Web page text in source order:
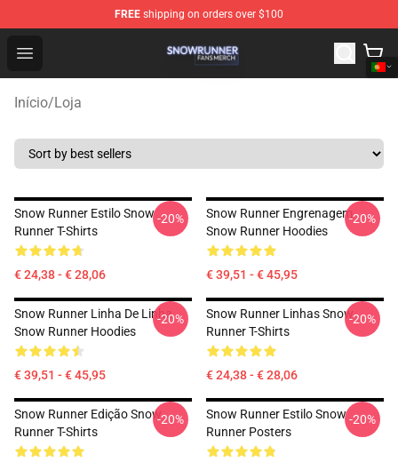
FREE shipping on orders over $100
Open menu
Snow Runner Shop - Official Snow Runner Merchandise
Início/Loja
Snow Runner Estilo Snow
Runner T-Shirts
€ 24,38 - € 28,06
-20%
Snow Runner Engrenagem
Snow Runner Hoodies
€ 39,51 - € 45,95
-20%
Snow Runner Linha De Linha
Snow Runner Hoodies
€ 39,51 - € 45,95
-20%
Snow Runner Linhas Snow
Runner T-Shirts
€ 24,38 - € 28,06
-20%
Snow Runner Edição Snow
Runner T-Shirts
-20%
Snow Runner Estilo Snow
Runner Posters
-20%